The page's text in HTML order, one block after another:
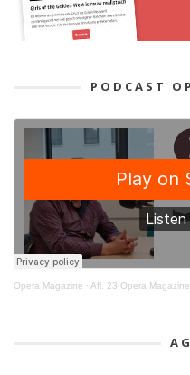
PODCAST
Opera Magazine · Afl. 23 Opera